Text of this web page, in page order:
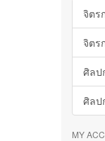
จิตร
จิตร
ศิลป
ศิลป
MY